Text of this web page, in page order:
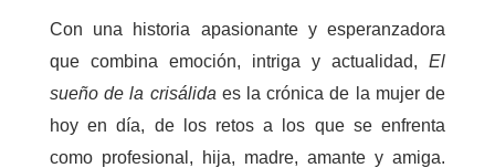
Con una historia apasionante y esperanzadora
que combina emoción, intriga y actualidad, El
sueño de la crisálida es la crónica de la mujer de
hoy en día, de los retos a los que se enfrenta
como profesional, hija, madre, amante y amiga.